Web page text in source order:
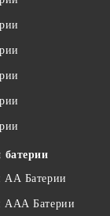
АА Батерии
ААА Батерии